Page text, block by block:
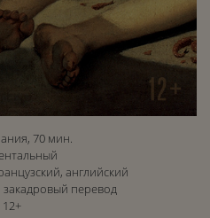
70 мин.
английский
закадровый перевод
12+